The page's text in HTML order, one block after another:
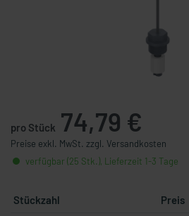
pro Stück 74,79 €
Preise exkl. MwSt. zzgl. Versandkosten
verfügbar (25 Stk.), Lieferzeit 1-3 Tage
Stückzahl Preis